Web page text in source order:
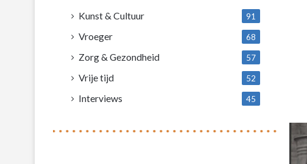
Kunst & Cultuur 91
Vroeger 68
Zorg & Gezondheid 57
Vrije tijd 52
Interviews 45